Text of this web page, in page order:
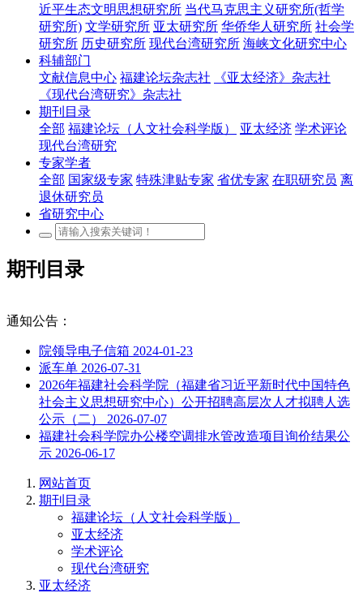
近平生态文明思想研究所 当代马克思主义研究所(哲学
研究所) 文学研究所 亚太研究所 华侨华人研究所 社会学
研究所 历史研究所 现代台湾研究所 海峡文化研究中心
科辅部门
文献信息中心 福建论坛杂志社
《亚太经济》杂志社
《现代台湾研究》杂志社
期刊目录
全部 福建论坛（人文社会科学版） 亚太经济 学术评论
现代台湾研究
专家学者
全部 国家级专家 特殊津贴专家 省优专家 在职研究员 离
退休研究员
省研究中心
期刊目录
通知公告：
院领导电子信箱 2024-01-23
派车单 2026-07-31
2026年福建社会科学院（福建省习近平新时代中国特色
社会主义思想研究中心）公开招聘高层次人才拟聘人选
公示（二） 2026-07-07
福建社会科学院办公楼空调排水管改造项目询价结果公
示 2026-06-17
网站首页
期刊目录
福建论坛（人文社会科学版）
亚太经济
学术评论
现代台湾研究
亚太经济